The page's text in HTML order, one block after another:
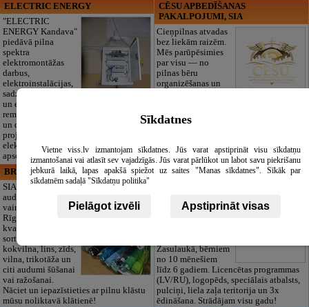
ELECTRIC ENERGY
"ELECTRIC
ENERGY Kandava"
piedāvā pilna
spektra
elektromontāžas
darbus,
elektroinstalācijas,
sadzīves tehnikas
un elektronikas
remontu, vājstrāvas
un drošības sistēmu izbūvi, kā arī
projektēšanu, mērījumus un
elektrosaimniecības drošības riskus
apsekošanu.
CĒSU APBEDĪŠANAS
PAKALPOJUMI, SIA
Cieņpilnas atvadas
bez liekām raizēm.
Mēs parūpēsimies
par visu — no
pilnas bēru
organizēšanas un
piederumiem. Pieejami 24/7.
Piedāvājam arī kvalitatīvas, autentiskas
godināšanai.
BRISTOLS ES, SIA
SIA "Bristols ES"
audumu outlet un
vairumtirdzniecība
Rīgā. Plašs un
kvalitatīvs tekstila
sortiments:
kokvilna, lins, zīds,
vilna, trikotāža un
citi audumi šūšanai
vai ražošanai.
Nāciet un iepazīstieties ar pilnu klāstu
mūsu noliktavā klātienē!
Maza Rasiņa, privātā pirmsskolas
izglītības iestāde
Zasulaukā, bērniem
no 10 mēnešiem
līdz 6 gadiem. Licencētas programmas
(LV/RU), logopēds, speciālais atbalsts,
pulciņi, liela zaļa teritorija un 3x
ēdināšana. Strādājam visu gadu!
Sīkdatnes
Vietne viss.lv izmantojam sīkdatnes. Jūs varat apstiprināt visu sīkdatņu
izmantošanai vai atlasīt sev vajadzīgās. Jūs varat pārlūkot un labot savu piekrišanu
jebkurā laikā, lapas apakšā spiežot uz saites "Manas sīkdatnes". Sīkāk par
sīkdatnēm sadaļā "Sīkdatņu politika"
Pielāgot izvēli Apstiprināt visas